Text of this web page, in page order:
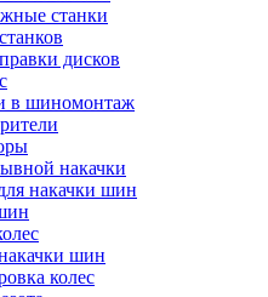
станки
дисков
в шиномонтаж
накачки
накачки шин
шин
колес